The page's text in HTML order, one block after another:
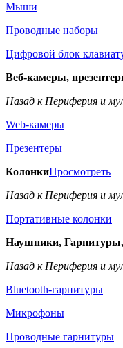
Мыши
Проводные наборы
Цифровой блок
Веб-камеры,
Назад к Периферия и
Web-камеры
Презентеры
КолонкиПросмотреть
Назад к Периферия и
Портативные колонки
Наушники,
Назад к Периферия и
Bluetooth-гарнитуры
Микрофоны
Проводные гарнитуры